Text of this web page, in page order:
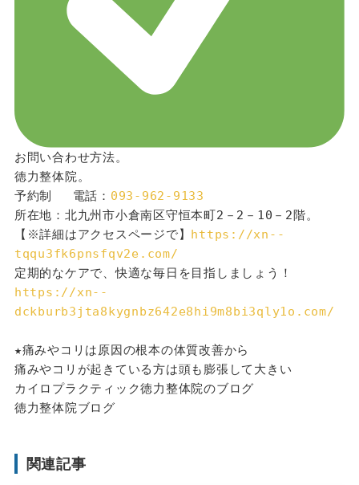
お問い合わせ方法。
徳力整体院。
予約制 　電話： 093-962-9133
所在地：北九州市小倉南区守恒本町2－2－10－2階。
【※詳細はアクセスページで】 https://xn--
tqqu3fk6pnsfqv2e.com/
定期的なケアで、快適な毎日を目指しましょう！
https://xn--
dckburb3jta8kygnbz642e8hi9m8bi3qly1o.com/
★痛みやコリは原因の根本の体質改善から
痛みやコリが起きている方は頭も膨張して大きい
カイロプラクティック徳力整体院のブログ
徳力整体院ブログ
関連記事